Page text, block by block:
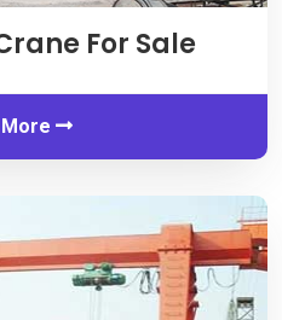
For Sale